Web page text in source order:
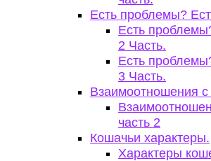
Есть проблемы?
Есть
2 Часть.
Есть
3 Часть.
Взаимоотношения
часть 2
Кошачьи характеры.
Характеры